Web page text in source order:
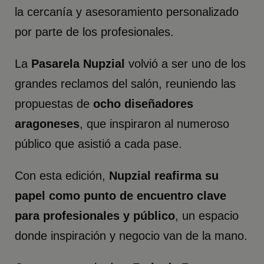
la cercanía y asesoramiento personalizado
por parte de los profesionales.
La Pasarela Nupzial volvió a ser uno de los
grandes reclamos del salón, reuniendo las
propuestas deocho diseñadores
aragoneses, que inspiraron al numeroso
público que asistió a cada pase.
Con esta edición, Nupzial reafirma su
papel como punto de encuentro clave
para profesionales y público, un espacio
donde inspiración y negocio van de la mano.